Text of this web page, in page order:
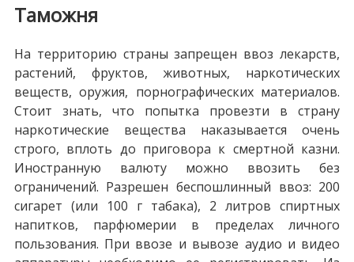
Таможня
На территорию страны запрещен ввоз лекарств,
растений, фруктов, животных, наркотических
веществ, оружия, порнографических материалов.
Стоит знать, что попытка провезти в страну
наркотические вещества наказывается очень
строго, вплоть до приговора к смертной казни.
Иностранную валюту можно ввозить без
ограничений. Разрешен беспошлинный ввоз: 200
сигарет (или 100 г табака), 2 литров спиртных
напитков, парфюмерии в пределах личного
пользования. При ввозе и вывозе аудио и видео